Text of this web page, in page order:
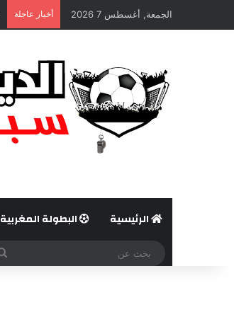
الجمعة, أغسطس 7 2026 أخبار عاجلة
الرئيسية البطولة المغربية